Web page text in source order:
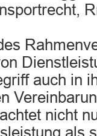
auch in
nicht
als